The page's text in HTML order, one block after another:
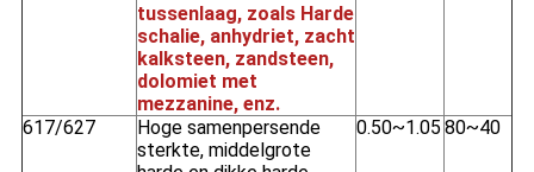
tussenlaag, zoals Harde
schalie, anhydriet, zacht
kalksteen, zandsteen,
dolomiet met
mezzanine, enz.
617/627
Hoge samenpersende
sterkte, middelgrote
0.50~1.05 80~40